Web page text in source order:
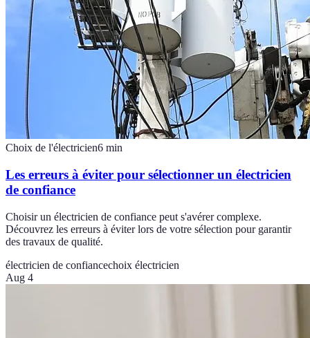
Choix de l'électricien6 min
Les erreurs à éviter pour sélectionner un électricien
de confiance
Choisir un électricien de confiance peut s'avérer complexe.
Découvrez les erreurs à éviter lors de votre sélection pour garantir
des travaux de qualité.
électricien de confiancechoix électricien
Aug 4